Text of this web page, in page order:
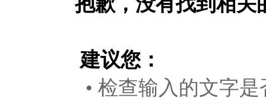
建议您：
• 检查输入的文字是